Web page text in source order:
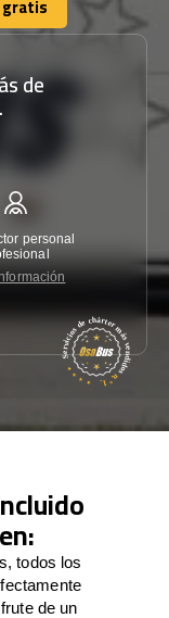
de
personal
todos los
de un